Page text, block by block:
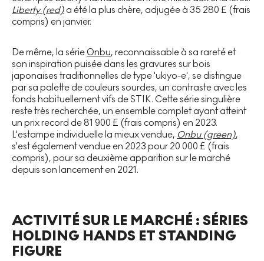
Liberty (red) a été la plus chère, adjugée à 35 280 £ (frais
compris) en janvier.
De même, la série Onbu, reconnaissable à sa rareté et
son inspiration puisée dans les gravures sur bois
japonaises traditionnelles de type 'ukiyo-e', se distingue
par sa palette de couleurs sourdes, un contraste avec les
fonds habituellement vifs de STIK. Cette série singulière
reste très recherchée, un ensemble complet ayant atteint
un prix record de 81 900 £ (frais compris) en 2023.
L'estampe individuelle la mieux vendue, Onbu (green),
s'est également vendue en 2023 pour 20 000 £ (frais
compris), pour sa deuxième apparition sur le marché
depuis son lancement en 2021.
ACTIVITÉ SUR LE MARCHÉ : SÉRIES
HOLDING HANDS ET STANDING
FIGURE